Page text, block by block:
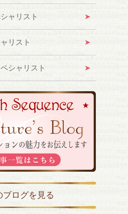
ャリスト
リスト
シャリスト
ブログを見る